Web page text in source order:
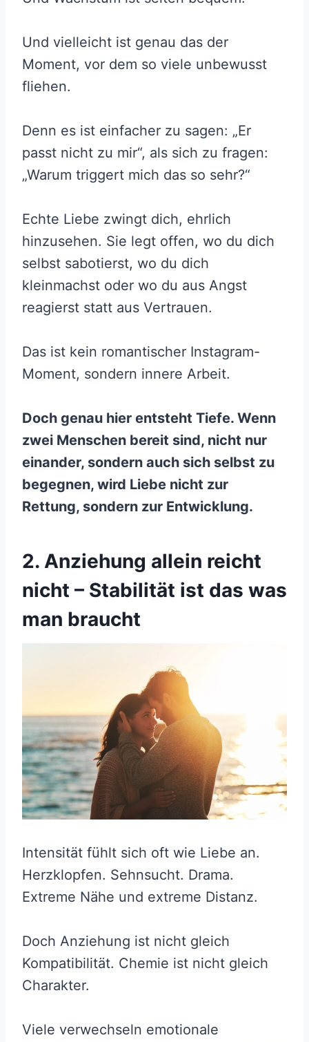
Und vielleicht ist genau das der
Moment, vor dem so viele unbewusst
fliehen.
Denn es ist einfacher zu sagen: „Er
passt nicht zu mir“, als sich zu fragen:
„Warum triggert mich das so sehr?“
Echte Liebe zwingt dich, ehrlich
hinzusehen. Sie legt offen, wo du dich
selbst sabotierst, wo du dich
kleinmachst oder wo du aus Angst
reagierst statt aus Vertrauen.
Das ist kein romantischer Instagram-
Moment, sondern innere Arbeit.
Doch genau hier entsteht Tiefe. Wenn
zwei Menschen bereit sind, nicht nur
einander, sondern auch sich selbst zu
begegnen, wird Liebe nicht zur
Rettung, sondern zur Entwicklung.
2. Anziehung allein reicht
nicht – Stabilität ist das was
man braucht
Intensität fühlt sich oft wie Liebe an.
Herzklopfen. Sehnsucht. Drama.
Extreme Nähe und extreme Distanz.
Doch Anziehung ist nicht gleich
Kompatibilität. Chemie ist nicht gleich
Charakter.
Viele verwechseln emotionale